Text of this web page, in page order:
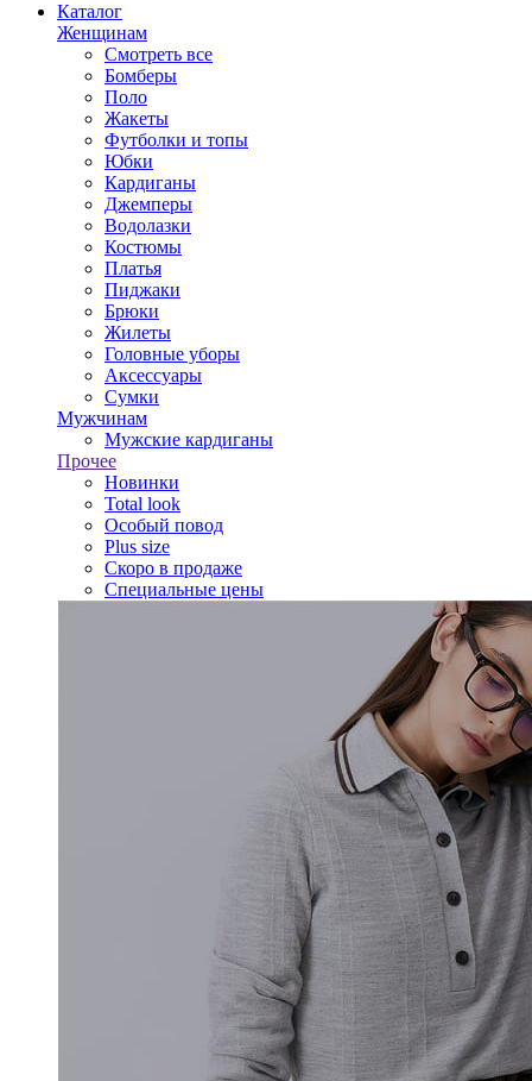
Каталог
Женщинам
Смотреть все
Бомберы
Поло
Жакеты
Футболки и топы
Юбки
Кардиганы
Джемперы
Водолазки
Костюмы
Платья
Пиджаки
Брюки
Жилеты
Головные уборы
Аксессуары
Сумки
Мужчинам
Мужские кардиганы
Прочее
Новинки
Total look
Особый повод
Plus size
Скоро в продаже
Специальные цены